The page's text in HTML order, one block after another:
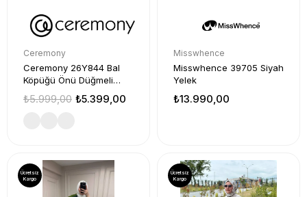
Ceremony
Ceremony 26Y844 Bal
Köpüğü Önü Düğmeli
₺5.399,00
₺5.999,00
Misswhence
Misswhence 39705 Siyah
Yelek
₺13.990,00
Ücretsiz
Kargo
Ücretsiz
Kargo